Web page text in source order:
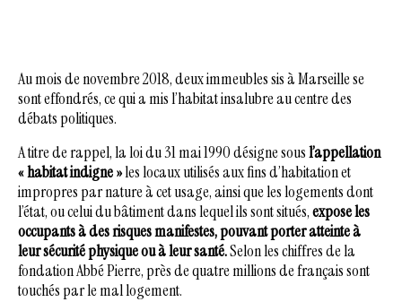
Au mois de novembre 2018, deux immeubles sis à Marseille se
sont effondrés, ce qui a mis l’habitat insalubre au centre des
débats politiques.
A titre de rappel, la loi du 31 mai 1990 désigne sousl’appellation
« habitat indigne »les locaux utilisés aux fins d’habitation et
impropres par nature à cet usage, ainsi que les logements dont
l’état, ou celui du bâtiment dans lequel ils sont situés,expose les
occupants à des risques manifestes, pouvant porter atteinte à
leur sécurité physique ou à leur santé.Selon les chiffres de la
fondation Abbé Pierre, près de quatre millions de français sont
touchés par le mal logement.